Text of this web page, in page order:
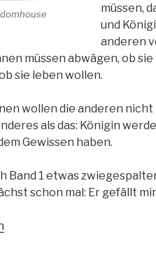
müssen,
und
anderen
müssen abwägen, ob
sie leben wollen.
wollen die anderen
als das: Königin
Gewissen haben.
Band 1 etwas
schon mal: Er gefällt